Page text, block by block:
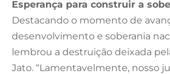
Esperança para construir a
Destacando o momento de
desenvolvimento e soberania
lembrou a destruição deixada
Jato. “Lamentavelmente, nosso